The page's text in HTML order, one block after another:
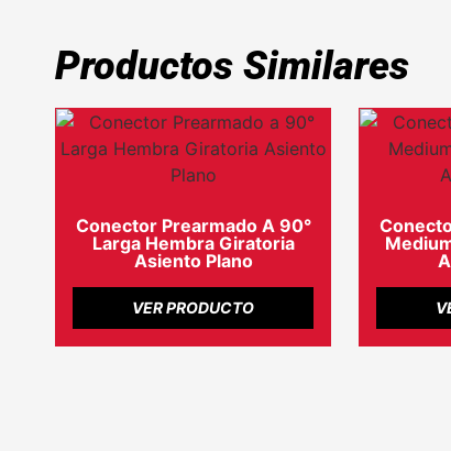
Productos Similares
Conector Prearmado A 90°
Larga Hembra Giratoria
Asiento Plano
VER PRODUCTO